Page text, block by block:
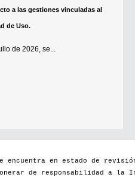
a las gestiones vinculadas al
de Uso.
de 2026, se...
encuentra en estado de
de responsabilidad a la